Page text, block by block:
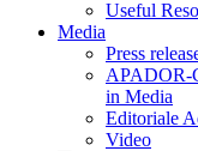
Useful
Media
Press
APADOR-
in Media
Editoriale
Video